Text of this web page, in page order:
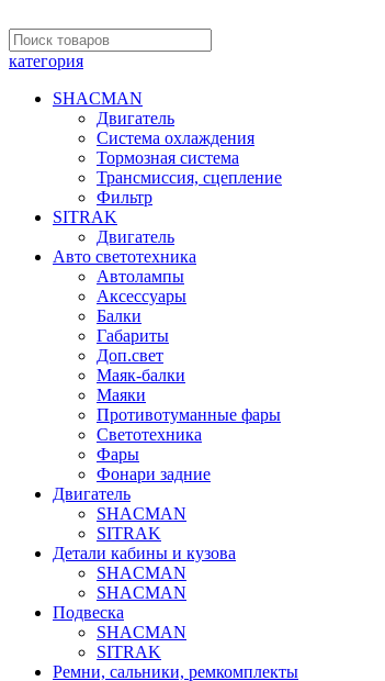
категория
SHACMAN
Двигатель
Система охлаждения
Тормозная система
Трансмиссия, сцепление
Фильтр
SITRAK
Двигатель
Авто светотехника
Автолампы
Аксессуары
Балки
Габариты
Доп.свет
Маяк-балки
Маяки
Противотуманные фары
Светотехника
Фары
Фонари задние
Двигатель
SHACMAN
SITRAK
Детали кабины и кузова
SHACMAN
SHACMAN
Подвеска
SHACMAN
SITRAK
Ремни, сальники, ремкомплекты